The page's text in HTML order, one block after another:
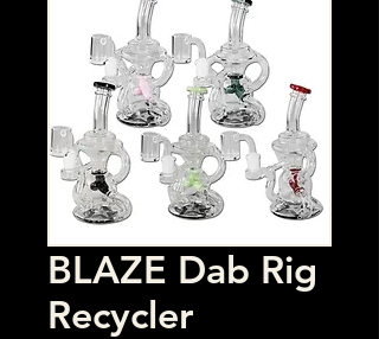
BLAZE Dab Rig
Recycler